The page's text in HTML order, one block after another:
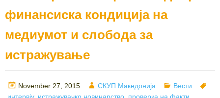
финансиска кондиција на
медиумот и слобода за
истражување
Posted
on
November 27, 2015 Author
СКУП Македонија Categories
Вести
интервју, истражувачко новинарство проверка на факти